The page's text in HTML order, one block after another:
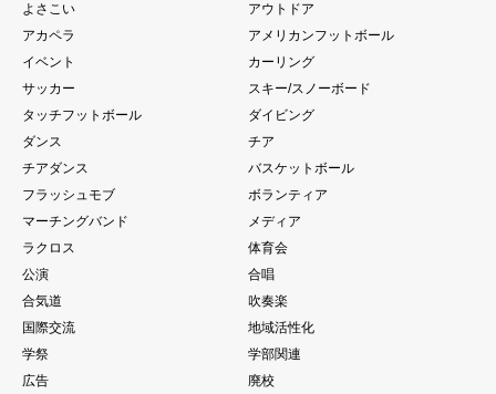
よさこい
アウトドア
アカペラ
アメリカンフットボール
イベント
カーリング
サッカー
スキー/スノーボード
タッチフットボール
ダイビング
ダンス
チア
チアダンス
バスケットボール
フラッシュモブ
ボランティア
マーチングバンド
メディア
ラクロス
体育会
公演
合唱
合気道
吹奏楽
国際交流
地域活性化
学祭
学部関連
広告
廃校